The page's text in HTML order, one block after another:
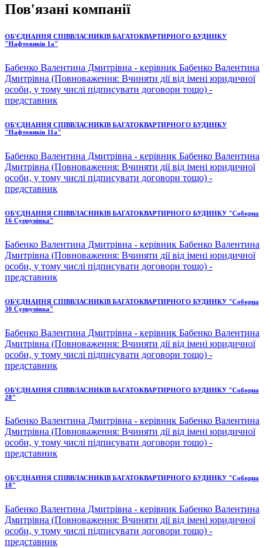
Пов'язані компанії
ОБ'ЄДНАННЯ СПІВВЛАСНИКІВ БАГАТОКВАРТИРНОГО БУДИНКУ
"Нафтовиків 1а"
Бабенко Валентина Дмитрівна - керівник Бабенко Валентина
Дмитрівна (Повноваження: Вчиняти дії від імені юридичної
особи, у тому числі підписувати договори тощо) -
представник
ОБ'ЄДНАННЯ СПІВВЛАСНИКІВ БАГАТОКВАРТИРНОГО БУДИНКУ
"Нафтовиків 11а"
Бабенко Валентина Дмитрівна - керівник Бабенко Валентина
Дмитрівна (Повноваження: Вчиняти дії від імені юридичної
особи, у тому числі підписувати договори тощо) -
представник
ОБ'ЄДНАННЯ СПІВВЛАСНИКІВ БАГАТОКВАРТИРНОГО БУДИНКУ "Соборна
16 Супрунівка"
Бабенко Валентина Дмитрівна - керівник Бабенко Валентина
Дмитрівна (Повноваження: Вчиняти дії від імені юридичної
особи, у тому числі підписувати договори тощо) -
представник
ОБ'ЄДНАННЯ СПІВВЛАСНИКІВ БАГАТОКВАРТИРНОГО БУДИНКУ "Соборна
30 Супрунівка"
Бабенко Валентина Дмитрівна - керівник Бабенко Валентина
Дмитрівна (Повноваження: Вчиняти дії від імені юридичної
особи, у тому числі підписувати договори тощо) -
представник
ОБ'ЄДНАННЯ СПІВВЛАСНИКІВ БАГАТОКВАРТИРНОГО БУДИНКУ "Соборна
28"
Бабенко Валентина Дмитрівна - керівник Бабенко Валентина
Дмитрівна (Повноваження: Вчиняти дії від імені юридичної
особи, у тому числі підписувати договори тощо) -
представник
ОБ'ЄДНАННЯ СПІВВЛАСНИКІВ БАГАТОКВАРТИРНОГО БУДИНКУ "Соборна
18"
Бабенко Валентина Дмитрівна - керівник Бабенко Валентина
Дмитрівна (Повноваження: Вчиняти дії від імені юридичної
особи, у тому числі підписувати договори тощо) -
представник